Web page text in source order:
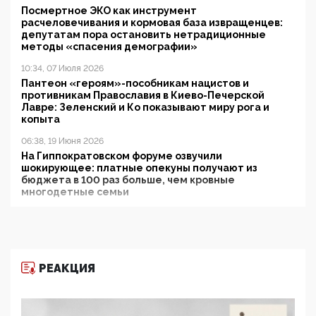
Посмертное ЭКО как инструмент
расчеловечивания и кормовая база извращенцев:
депутатам пора остановить нетрадиционные
методы «спасения демографии»
10:34, 07 Июля 2026
Пантеон «героям»-пособникам нацистов и
противникам Православия в Киево-Печерской
Лавре: Зеленский и Ко показывают миру рога и
копыта
06:38, 19 Июня 2026
На Гиппократовском форуме озвучили
шокирующее: платные опекуны получают из
бюджета в 100 раз больше, чем кровные
многодетные семьи
11:53, 09 Июня 2026
деятельность ИИТО ЮНЕСКО в России, но
цифроглобалисты продолжают определять
РЕАКЦИЯ